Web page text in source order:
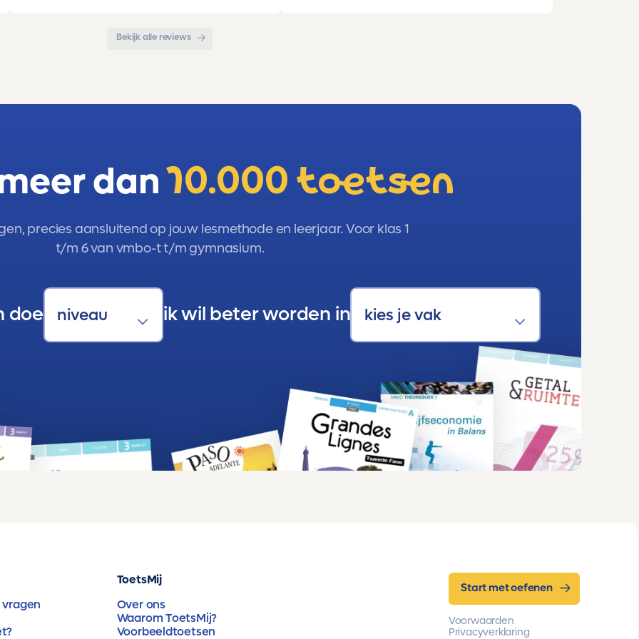
Bekijk alle reviews
dan10.000 toetsen
precies aansluitend op jouw lesmethode en leerjaar. Voor klas 1
t/m 6 van vmbo-t t/m gymnasium.
doe ik wil beter worden in
ToetsMij
Over ons
Waarom ToetsMij?
Voorbeeldtoetsen
Start met oefenen
Voorwaarden
Privacyverklaring